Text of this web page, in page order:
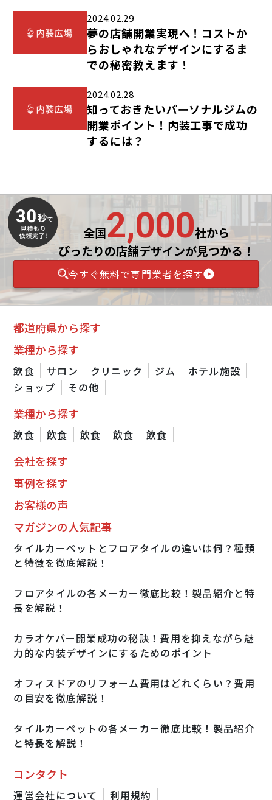
2024.02.29
夢の店舗開業実現へ！コストか
らおしゃれなデザインにするま
での秘密教えます！
2024.02.28
知っておきたいパーソナルジムの
開業ポイント！内装工事で成功
するには？
全国2,000社から
ぴったりの店舗デザインが見つかる！
今すぐ無料で専門業者を探す
都道府県から探す
業種から探す
飲食 サロン クリニック ジム
ホテル施設
ショップ
その他
業種から探す
飲食 飲食 飲食 飲食 飲食
会社を探す
事例を探す
お客様の声
マガジンの人気記事
タイルカーペットとフロアタイルの違いは何？種類
と特徴を徹底解説！
フロアタイルの各メーカー徹底比較！製品紹介と特
長を解説！
カラオケバー開業成功の秘訣！費用を抑えながら魅
力的な内装デザインにするためのポイント
オフィスドアのリフォーム費用はどれくらい？費用
の目安を徹底解説！
タイルカーペットの各メーカー徹底比較！製品紹介
と特長を解説！
コンタクト
運営会社について 利用規約